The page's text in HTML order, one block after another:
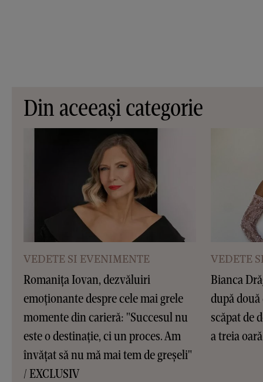
Din aceeași categorie
VEDETE SI EVENIMENTE
Romanița Iovan, dezvăluiri
emoționante despre cele mai grele
momente din carieră: "Succesul nu
este o destinație, ci un proces. Am
învățat să nu mă mai tem de greșeli"
/ EXCLUSIV
VEDETE
Bianca
după
scăpat de
a treia